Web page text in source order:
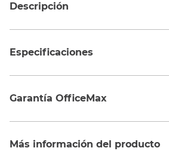
Descripción
Especificaciones
Garantía OfficeMax
Más información del producto